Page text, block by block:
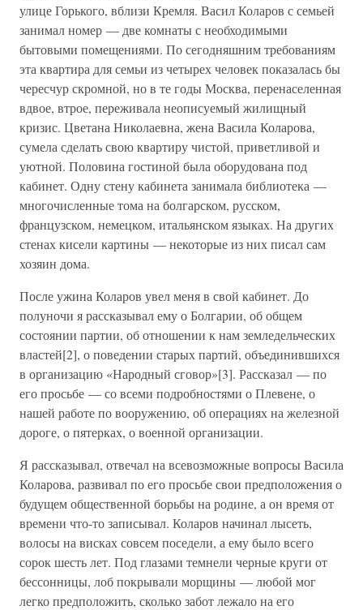
улице Горького, вблизи Кремля. Васил Коларов с семьей
занимал номер — две комнаты с необходимыми
бытовыми помещениями. По сегодняшним требованиям
эта квартира для семьи из четырех человек показалась бы
чересчур скромной, но в те годы Москва, перенаселенная
вдвое, втрое, переживала неописуемый жилищный
кризис. Цветана Николаевна, жена Васила Коларова,
сумела сделать свою квартиру чистой, приветливой и
уютной. Половина гостиной была оборудована под
кабинет. Одну стену кабинета занимала библиотека —
многочисленные тома на болгарском, русском,
французском, немецком, итальянском языках. На других
стенах кисели картины — некоторые из них писал сам
хозяин дома.
После ужина Коларов увел меня в свой кабинет. До
полуночи я рассказывал ему о Болгарии, об общем
состоянии партии, об отношении к нам земледельческих
властей[2], о поведении старых партий, объединившихся
в организацию «Народный сговор»[3]. Рассказал — по
его просьбе — со всеми подробностями о Плевене, о
нашей работе по вооружению, об операциях на железной
дороге, о пятерках, о военной организации.
Я рассказывал, отвечал на всевозможные вопросы Васила
Коларова, развивал по его просьбе свои предположения о
будущем общественной борьбы на родине, а он время от
времени что-то записывал. Коларов начинал лысеть,
волосы на висках совсем поседели, а ему было всего
сорок шесть лет. Под глазами темнели черные круги от
бессонницы, лоб покрывали морщины — любой мог
легко предположить, сколько забот лежало на его